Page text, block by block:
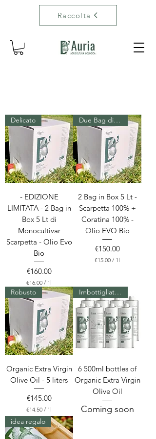
Raccolta
Delicato
- EDIZIONE
LIMITATA - 2 Bag in
Box 5 Lt di
Monocultivar
Scarpetta - Olio Evo
Bio
Price
€160.00
€16.00 / 1l
1
6
.
0
0
p
e
r
L
i
t
r
Due Bag diverse
2 Bag in Box 5 Lt -
Scarpetta 100% +
Coratina 100% -
Olio EVO Bio
Price
€150.00
€15.00 / 1l
.
0
0
p
e
r
1
L
e
r
Robusto
Organic Extra Virgin
Olive Oil - 5 liters
Price
€145.00
€14.50 / 1l
€
1
4
Imbottigliato all'ordinazione
6 500ml bottles of
Organic Extra Virgin
Olive Oil
Coming soon
idea regalo